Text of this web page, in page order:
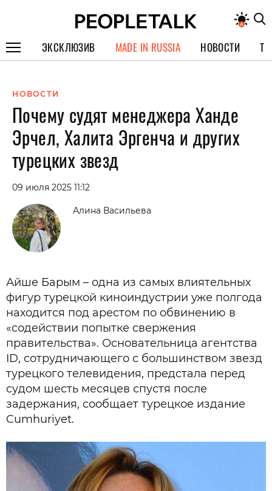
ЭКСКЛЮЗИВ
СПЕЦПРОЕКТЫ
ИНТЕРВЬЮ
ПОКОЛЕНИЕ
MADE IN RUSSIA НОВОСТИ
НОВОСТИ
Почему судят менеджера Ханде
Эрчел, Халита Эргенча и других
турецких звезд
09 июля 2025 11:12
Алина Васильева
Айше Барым – одна из самых влиятельных
фигур турецкой киноиндустрии уже полгода
находится под арестом по обвинению в
«содействии попытке свержения
правительства». Основательница агентства
ID, сотрудничающего с большинством звезд
турецкого телевидения, предстала перед
судом шесть месяцев спустя после
задержания, сообщает турецкое издание
Cumhuriyet.